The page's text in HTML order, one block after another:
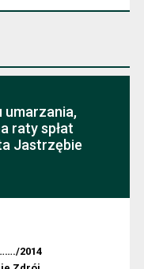
umarzania,
raty spłat
Jastrzębie
2014